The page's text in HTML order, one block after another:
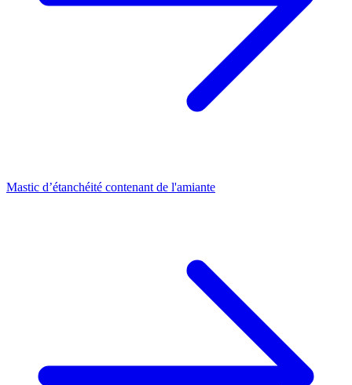
Mastic d’étanchéité contenant de l'amiante